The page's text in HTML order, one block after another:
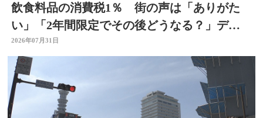
飲食料品の消費税1％ 街の声は「ありがた
い」「2年間限定でその後どうなる？」デパ
ートの反応は 大分
2026年07月31日